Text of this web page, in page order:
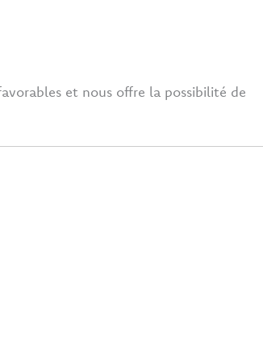
et nous offre la possibilité de